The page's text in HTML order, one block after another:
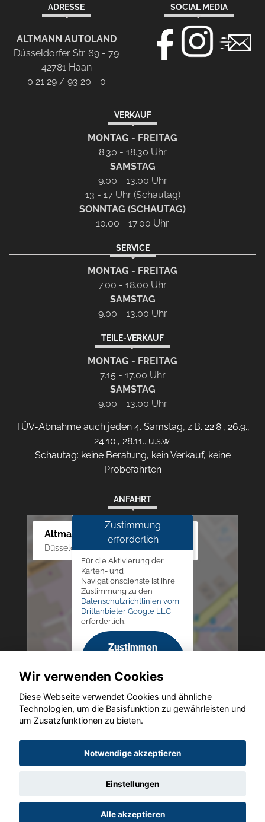
ADRESSE
ALTMANN AUTOLAND
Düsseldorfer Str. 69 - 79
42781 Haan
0 21 29 / 93 20 - 0
SOCIAL MEDIA
VERKAUF
MONTAG - FREITAG
8.30 - 18.30 Uhr
SAMSTAG
9.00 - 13.00 Uhr
13 - 17 Uhr (Schautag)
SONNTAG (SCHAUTAG)
10.00 - 17.00 Uhr
SERVICE
MONTAG - FREITAG
7.00 - 18.00 Uhr
SAMSTAG
9.00 - 13.00 Uhr
TEILE-VERKAUF
MONTAG - FREITAG
7.15 - 17.00 Uhr
SAMSTAG
9.00 - 13.00 Uhr
TÜV-Abnahme auch jeden 4. Samstag, z.B. 22.8., 26.9.,
24.10., 28.11.. u.s.w.
Schautag: keine Beratung, kein Verkauf, keine
Probefahrten
ANFAHRT
Altmann Autoland
Düsseldorfer Str. 69 - 79, 42781 Haan
Zustimmung
erforderlich
Für die Aktivierung der
Karten- und
Navigationsdienste ist Ihre
Zustimmung zu den
Datenschutzrichtlinien vom
Drittanbieter Google LLC
erforderlich.
Zustimmen
aktivieren
Copyright © 2026. Altmann Autoland
Datenschutz Impressum AGB
Wir verwenden Cookies
Diese Webseite verwendet Cookies und ähnliche
Technologien, um die Basisfunktion zu gewährleisten und
um Zusatzfunktionen zu bieten.
Notwendige akzeptieren
Einstellungen
Alle akzeptieren